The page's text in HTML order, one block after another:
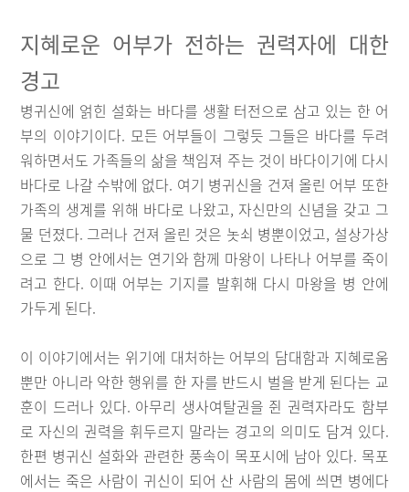
지혜로운 어부가 전하는 권력자에 대한
경고
병귀신에 얽힌 설화는 바다를 생활 터전으로 삼고 있는 한 어
부의 이야기이다. 모든 어부들이 그렇듯 그들은 바다를 두려
워하면서도 가족들의 삶을 책임져 주는 것이 바다이기에 다시
바다로 나갈 수밖에 없다. 여기 병귀신을 건져 올린 어부 또한
가족의 생계를 위해 바다로 나왔고, 자신만의 신념을 갖고 그
물 던졌다. 그러나 건져 올린 것은 놋쇠 병뿐이었고, 설상가상
으로 그 병 안에서는 연기와 함께 마왕이 나타나 어부를 죽이
려고 한다. 이때 어부는 기지를 발휘해 다시 마왕을 병 안에
가두게 된다.
이 이야기에서는 위기에 대처하는 어부의 담대함과 지혜로움
뿐만 아니라 악한 행위를 한 자를 반드시 벌을 받게 된다는 교
훈이 드러나 있다. 아무리 생사여탈권을 쥔 권력자라도 함부
로 자신의 권력을 휘두르지 말라는 경고의 의미도 담겨 있다.
한편 병귀신 설화와 관련한 풍속이 목포시에 남아 있다. 목포
에서는 죽은 사람이 귀신이 되어 산 사람의 몸에 씌면 병에다